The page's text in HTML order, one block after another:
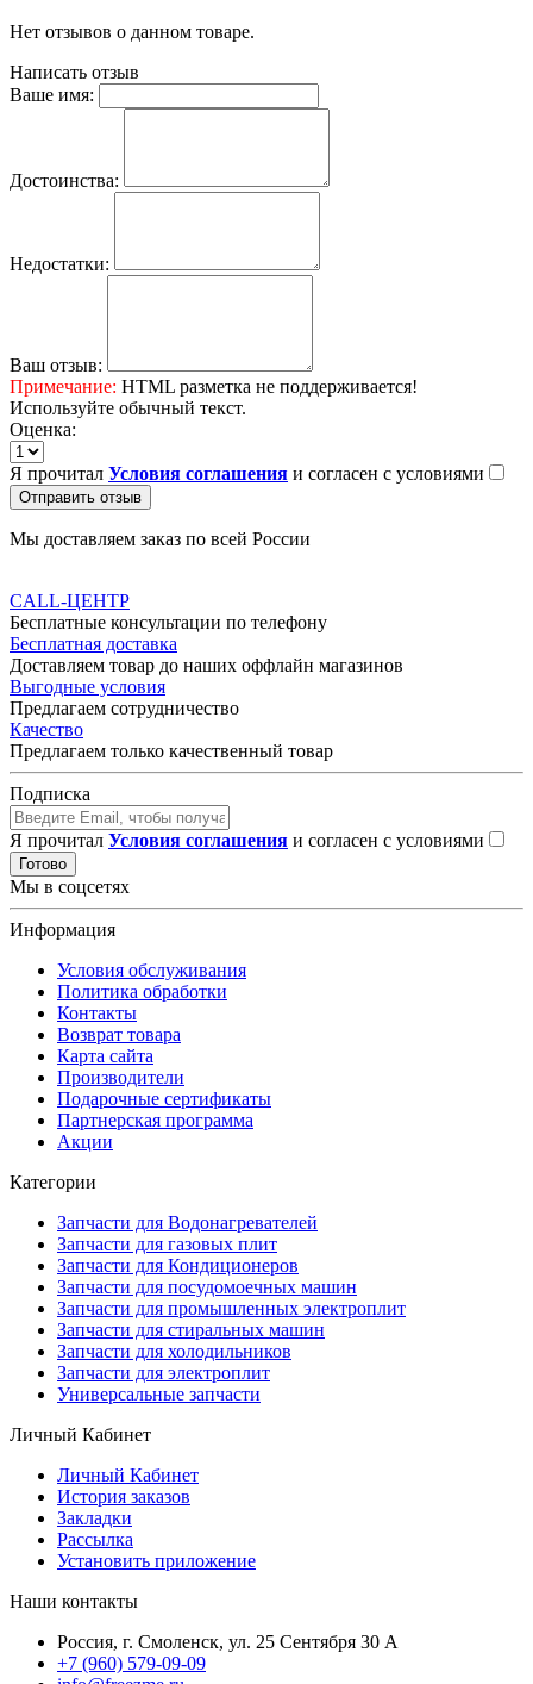
Нет отзывов о данном товаре.
Написать отзыв
Ваше имя:
Достоинства:
Недостатки:
Ваш отзыв:
Примечание: HTML разметка не поддерживается!
Используйте обычный текст.
Оценка:
Я прочитал Условия соглашения и согласен с условиями
Отправить отзыв
Мы доставляем заказ по всей России
CALL-ЦЕНТР
Бесплатные консультации по телефону
Бесплатная доставка
Доставляем товар до наших оффлайн магазинов
Выгодные условия
Предлагаем сотрудничество
Качество
Предлагаем только качественный товар
Подписка
Я прочитал Условия соглашения и согласен с условиями
Готово
Мы в соцсетях
Информация
Условия обслуживания
Политика обработки
Контакты
Возврат товара
Карта сайта
Производители
Подарочные сертификаты
Партнерская программа
Акции
Категории
Запчасти для Водонагревателей
Запчасти для газовых плит
Запчасти для Кондиционеров
Запчасти для посудомоечных машин
Запчасти для промышленных электроплит
Запчасти для стиральных машин
Запчасти для холодильников
Запчасти для электроплит
Универсальные запчасти
Личный Кабинет
Личный Кабинет
История заказов
Закладки
Рассылка
Установить приложение
Наши контакты
Россия, г. Смоленск, ул. 25 Сентября 30 А
+7 (960) 579-09-09